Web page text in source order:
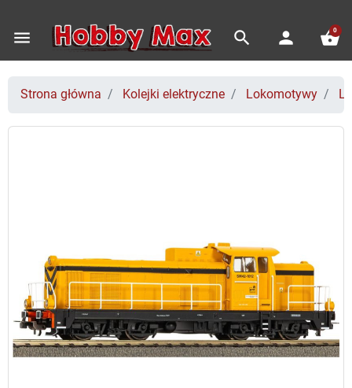
menu search person shopping_basket
0
Strona główna Kolejki elektryczne Lokomotywy